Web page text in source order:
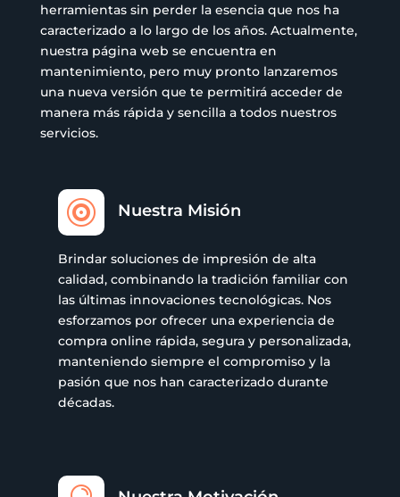
herramientas sin perder la esencia que nos ha
caracterizado a lo largo de los años. Actualmente,
nuestra página web se encuentra en
mantenimiento, pero muy pronto lanzaremos
una nueva versión que te permitirá acceder de
manera más rápida y sencilla a todos nuestros
servicios.
 Nuestra Misión
Brindar soluciones de impresión de alta
calidad, combinando la tradición familiar con
las últimas innovaciones tecnológicas. Nos
esforzamos por ofrecer una experiencia de
compra online rápida, segura y personalizada,
manteniendo siempre el compromiso y la
pasión que nos han caracterizado durante
décadas.